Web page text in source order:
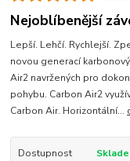
Nejoblíbenější
Lepší. Lehčí. Rychlejší.
novou generací
Air2 navržených pro
pohybu. Carbon Air2
Carbon Air. Horizontální...
Dostupnost